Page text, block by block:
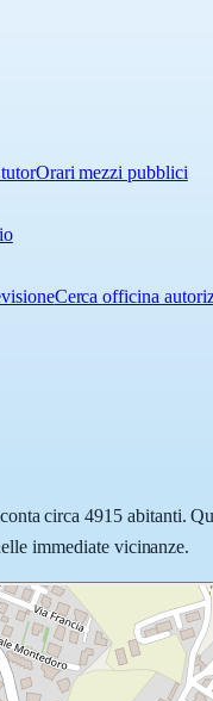
Orari mezzi pubblici
Cerca officina
circa 4915 abitanti.
immediate vicinanze.